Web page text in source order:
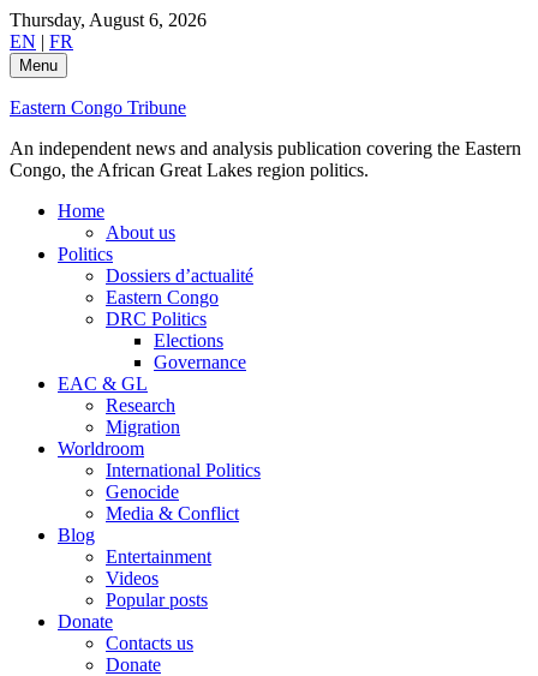
Skip
to
content
Thursday, August 6, 2026
EN | FR
Menu
Eastern Congo Tribune
An independent news and analysis publication covering the Eastern
Congo, the African Great Lakes region politics.
Home
About us
Politics
Dossiers d’actualité
Eastern Congo
DRC Politics
Elections
Governance
EAC & GL
Research
Migration
Worldroom
International Politics
Genocide
Media & Conflict
Blog
Entertainment
Videos
Popular posts
Donate
Contacts us
Donate